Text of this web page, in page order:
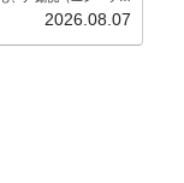
取りを行い、分割償還
2026.08.07